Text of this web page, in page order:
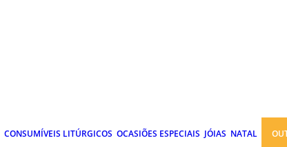
CONSUMÍVEIS LITÚRGICOS OCASIÕES ESPECIAIS JÓIAS NATAL